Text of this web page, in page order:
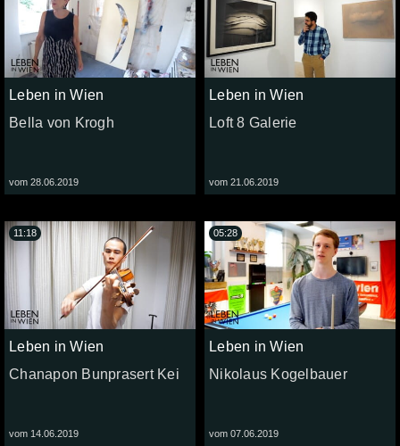
Leben in Wien
Bella von Krogh
vom 28.06.2019
Leben in Wien
Loft 8 Galerie
vom 21.06.2019
Leben in Wien
Chanapon Bunprasert Kei
vom 14.06.2019
11:18
Leben in Wien
Nikolaus Kogelbauer
vom 07.06.2019
05:28